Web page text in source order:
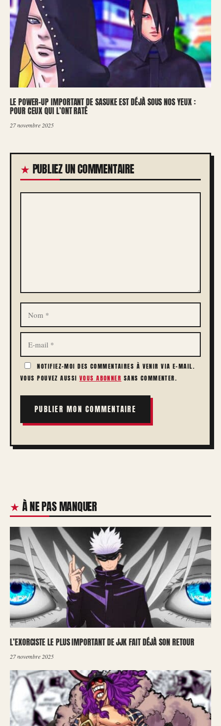
LE POWER-UP IMPORTANT DE SASUKE EST DÉJÀ SOUS NOS YEUX :
POUR CEUX QUI L’ONT RATÉ
27 novembre 2025
PUBLIEZ UN COMMENTAIRE
COMMENTAIRE
NOM
E-
MAIL
NOTIFIEZ-MOI DES COMMENTAIRES À VENIR VIA E-MAIL.
VOUS POUVEZ AUSSI VOUS ABONNER SANS COMMENTER.
À NE PAS MANQUER
L’EXORCISTE LE PLUS IMPORTANT DE JJK FAIT DÉJÀ SON RETOUR
27 novembre 2025